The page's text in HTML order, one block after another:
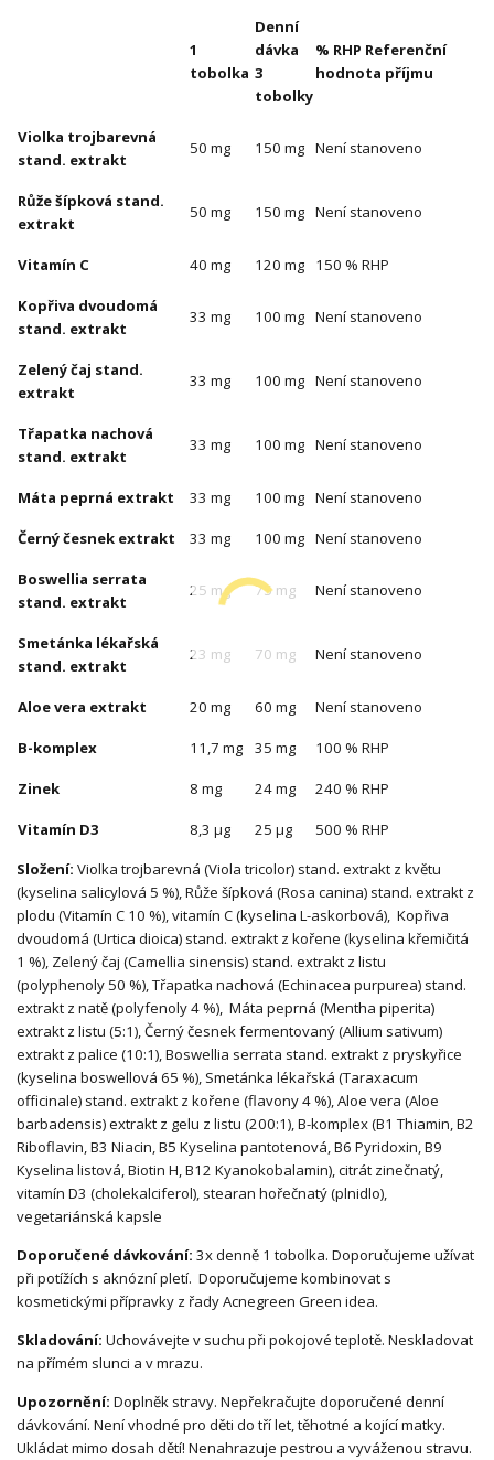
1
tobolka
Denní
dávka
3
tobolky
% RHP Referenční
hodnota příjmu
Violka trojbarevná
stand. extrakt
50 mg 150 mg Není stanoveno
Růže šípková stand.
extrakt
50 mg 150 mg Není stanoveno
Vitamín C 40 mg 120 mg 150 % RHP
Kopřiva dvoudomá
stand. extrakt
33 mg 100 mg Není stanoveno
Zelený čaj stand.
extrakt
33 mg 100 mg Není stanoveno
Třapatka nachová
stand. extrakt
33 mg 100 mg Není stanoveno
Máta peprná extrakt 33 mg 100 mg Není stanoveno
Černý česnek extrakt 33 mg 100 mg Není stanoveno
Boswellia serrata
stand. extrakt
25 mg 75 mg Není stanoveno
Smetánka lékařská
stand. extrakt
23 mg 70 mg Není stanoveno
Aloe vera extrakt 20 mg 60 mg Není stanoveno
B-komplex 11,7 mg 35 mg 100 % RHP
Zinek 8 mg 24 mg 240 % RHP
Vitamín D3 8,3 μg 25 μg
500 % RHP
Složení: Violka trojbarevná (Viola tricolor) stand. extrakt z květu
(kyselina salicylová 5 %), Růže šípková (Rosa canina) stand. extrakt z
plodu (Vitamín C 10 %), vitamín C (kyselina L-askorbová), Kopřiva
dvoudomá (Urtica dioica) stand. extrakt z kořene (kyselina křemičitá
1 %), Zelený čaj (Camellia sinensis) stand. extrakt z listu
(polyphenoly 50 %), Třapatka nachová (Echinacea purpurea) stand.
extrakt z natě (polyfenoly 4 %), Máta peprná (Mentha piperita)
extrakt z listu (5:1), Černý česnek fermentovaný (Allium sativum)
extrakt z palice (10:1), Boswellia serrata stand. extrakt z pryskyřice
(kyselina boswellová 65 %), Smetánka lékařská (Taraxacum
officinale) stand. extrakt z kořene (flavony 4 %), Aloe vera (Aloe
barbadensis) extrakt z gelu z listu (200:1), B-komplex (B1 Thiamin, B2
Riboflavin, B3 Niacin, B5 Kyselina pantotenová, B6 Pyridoxin, B9
Kyselina listová, Biotin H, B12 Kyanokobalamin), citrát zinečnatý,
vitamín D3 (cholekalciferol), stearan hořečnatý (plnidlo),
vegetariánská kapsle
Doporučené dávkování: 3x denně 1 tobolka. Doporučujeme užívat
při potížích s aknózní pletí. Doporučujeme kombinovat s
kosmetickými přípravky z řady Acnegreen Green idea.
Skladování: Uchovávejte v suchu při pokojové teplotě. Neskladovat
na přímém slunci a v mrazu.
Upozornění: Doplněk stravy. Nepřekračujte doporučené denní
dávkování. Není vhodné pro děti do tří let, těhotné a kojící matky.
Ukládat mimo dosah dětí! Nenahrazuje pestrou a vyváženou stravu.